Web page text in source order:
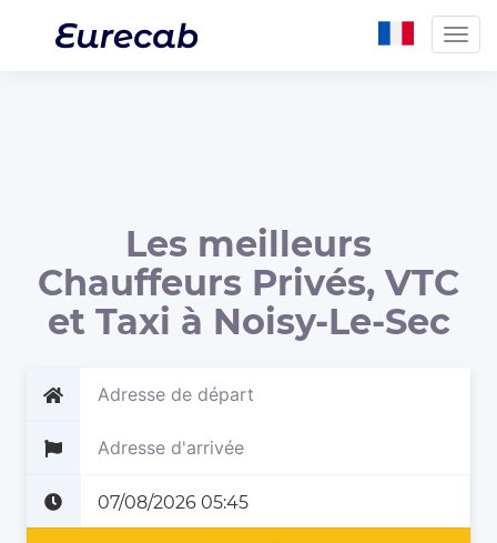
Les meilleurs
Chauffeurs Privés, VTC
et Taxi à Noisy-Le-Sec